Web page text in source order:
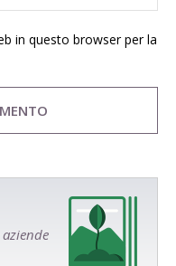
in questo browser per la